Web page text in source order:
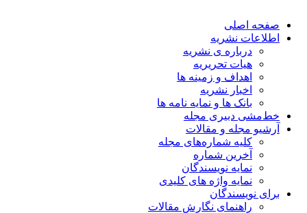
صفحه اصلی
اطلاعات نشریه
درباره ی نشریه
هیات تحریریه
اهداف و زمینه ها
اخبار نشریه
بانک ها و نمایه نامه ها
خط‌مشی دبیری مجله
آرشیو مجله و مقالات
کلیه شماره‌های مجله
آخرین شماره
نمایه نویسندگان
نمایه واژه های کلیدی
برای نویسندگان
راهنمای نگارش مقالات